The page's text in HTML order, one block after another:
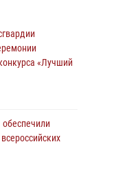
стали
соревнований по
на
полиции
«Лучший